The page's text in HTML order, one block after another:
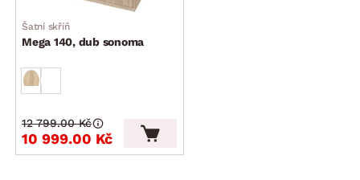
Šatní skříň
Mega 140, dub sonoma
10 999.00 Kč
12 799.00 Kč